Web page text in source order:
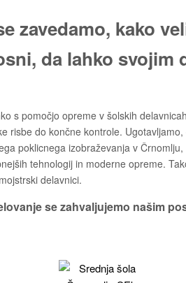
zavedamo, kako
da lahko svojim
s pomočjo opreme v šolskih
risbe do končne kontrole.
poklicnega izobraževanja v
tehnologij in moderne opreme.
delavnici.
se zahvaljujemo našim